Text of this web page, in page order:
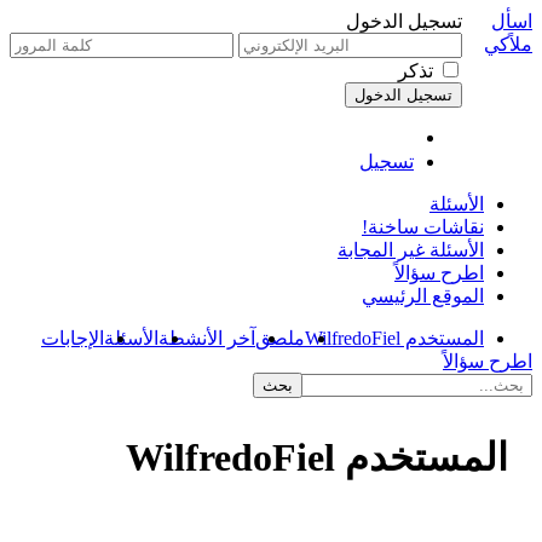
تسجيل الدخول
تذكر
تسجيل
اسأل
ملاًكي
الأسئلة
نقاشات ساخنة!
الأسئلة غير المجابة
اطرح سؤالاً
الموقع الرئيسي
المستخدم WilfredoFiel ملصق آخر الأنشطة الأسئلة الإجابات
اطرح سؤالاً
المستخدم WilfredoFiel